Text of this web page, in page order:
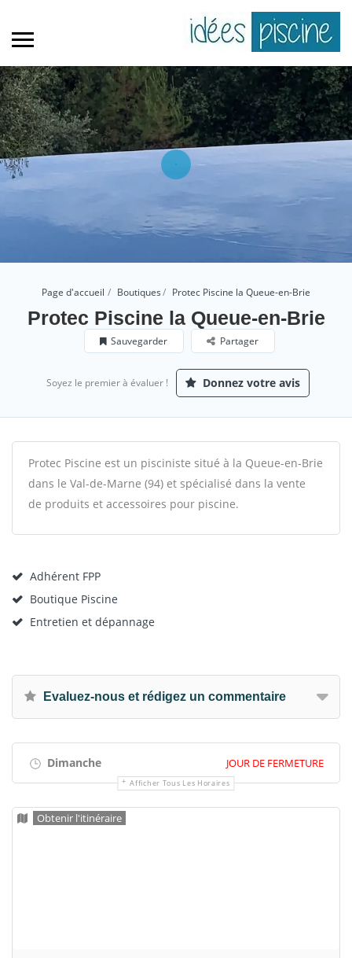
Page d'accueil Boutiques Protec Piscine la Queue-en-Brie
Protec Piscine la Queue-en-Brie
Sauvegarder Partager
Soyez le premier à évaluer ! Donnez votre avis
Protec Piscine est un pisciniste situé à la Queue-en-Brie
dans le Val-de-Marne (94) et spécialisé dans la vente
de produits et accessoires pour piscine.
Adhérent FPP
Boutique Piscine
Entretien et dépannage
Evaluez-nous et rédigez un commentaire
Dimanche JOUR DE FERMETURE
Afficher Tous Les Horaires
Obtenir l'itinéraire